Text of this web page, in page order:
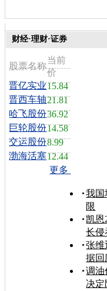
财经·理财·证券
股票名称
当前
价
晋亿实业15.84
晋西车轴21.81
哈飞股份36.92
巨轮股份14.58
交运股份8.99
渤海活塞12.44
更多
我国
限
凯恩
长侵
张维
据回
调油
决定